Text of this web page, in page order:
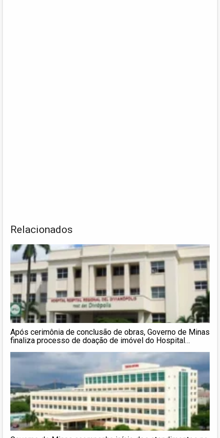
Relacionados
Após cerimônia de conclusão de obras, Governo de Minas
finaliza processo de doação de imóvel do Hospital